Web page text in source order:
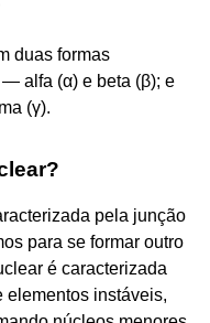
duas formas
alfa (α) e beta (β); e
(γ).
pela junção
para se formar outro
é caracterizada
elementos instáveis,